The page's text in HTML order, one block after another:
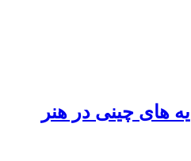
های چینی در هنر